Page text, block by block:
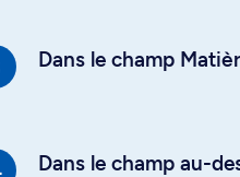
Dans le champ
Dans le champ au-